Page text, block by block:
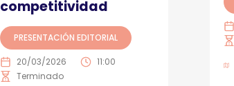
competitividad
PRESENTACIÓN EDITORIAL
20/03/2026
11:00
Terminado